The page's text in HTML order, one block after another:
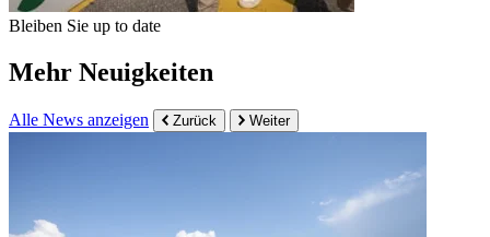
Bleiben Sie up to date
Mehr Neuigkeiten
Alle News anzeigen Zurück Weiter